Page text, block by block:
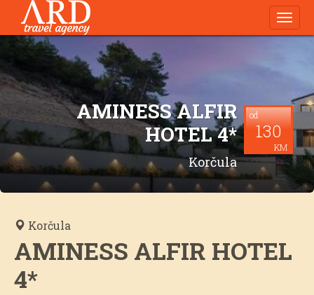
AMINESS ALFIR
HOTEL 4*
Korčula
od
130
KM
Korčula
AMINESS ALFIR HOTEL
4*